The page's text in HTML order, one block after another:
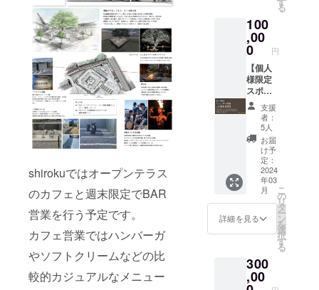
shirokuではオープンテラス
のカフェと週末限定でBAR
営業を行う予定です。
カフェ営業ではハンバーガ
やソフトクリームなどの比
較的カジュアルなメニュー
180名様
（3日
間） 1
日限定
30組×3
日間
（計180
人）の
特別イ
ベント
となり
ます。
※日程は
追って
連絡し
ます。
※日程等
の都合
合、通
常営業
時にお
です！
※ノンア
ルコー
ルのペ
アリン
グもご
用意し
ますの
で、お
車の方
にも楽
しんで
頂ける
内容に
なりま
す。
※2024
年4月の
期限：1
年）で
の使用
作成し
ます！
企業様
のロゴ
や、大
切な方
のお名
前等、
弊社デ
ザイ
ナーが
心を込
めて作
成致し
ます。
特別な
クライ
アント
様への
贈答品
い出の
品とし
て、世
る
100
,00
0 円
【個人
様限定
スポン
サー登
録】 ・
会員権
の発行
（常時
10％OF
F/有効
期間：
2024.4.
1〜
2025.4.
1） ・
会員様
イベン
トに特
別ご招
支援
者：
5人
お届
け予
定：
2024
年03
月
詳細を見る
こ
の
リ
タ
ー
ン
を
選
択
す
る
300
,00